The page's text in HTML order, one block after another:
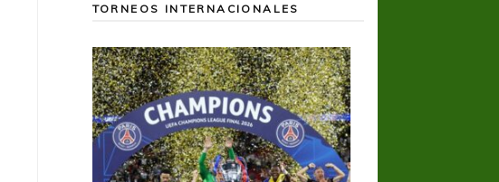
TORNEOS INTERNACIONALES